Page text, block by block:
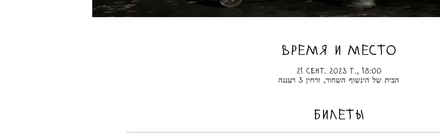
ВРЕМЯ И МЕСТО
21 сент. 2023 г., 18:00
הבית של הינשוף השחור, זרחין 3 רעננה
БИЛЕТЫ